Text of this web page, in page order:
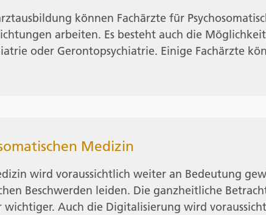
können Fachärzte für
arbeiten. Es besteht auch die
oder Gerontopsychiatrie. Einige Fachärzte
Medizin
wird voraussichtlich weiter an Bedeutung
Beschwerden leiden. Die ganzheitliche
Auch die Digitalisierung wird